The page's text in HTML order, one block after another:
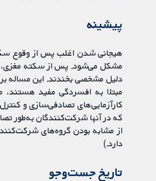
پیشینه
هیجانی شدن اغلب پس از وقوع
مشکل می‌شود. پس از سکته مغزی،
دلیل مشخصی بخندند. این مساله
مبتلا به افسردگی مفید
از مشابه بودن گروه‌های
دارد.)
تاریخ جست‌وجو